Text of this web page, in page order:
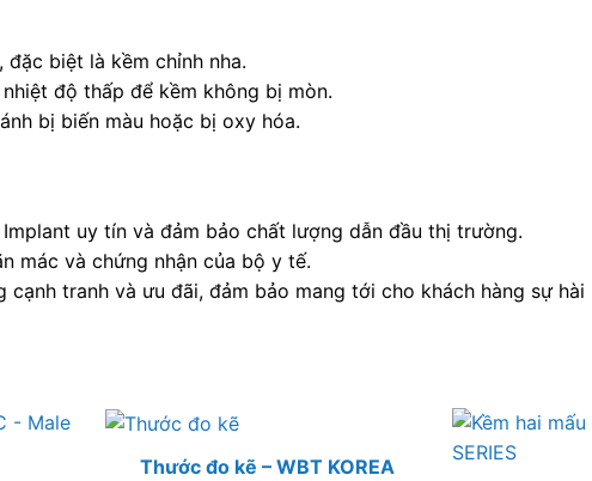
biệt là kềm chỉnh nha.
độ thấp để kềm không bị mòn.
bị biến màu hoặc bị oxy hóa.
uy tín và đảm bảo chất lượng dẫn đầu thị trường.
mác và chứng nhận của bộ y tế.
tranh và ưu đãi, đảm bảo mang tới cho khách hàng sự
Thước đo kẽ – WBT KOREA